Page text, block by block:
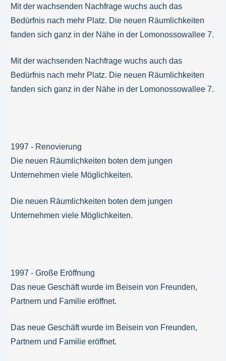
Mit der wachsenden Nachfrage wuchs auch das
Bedürfnis nach mehr Platz. Die neuen Räumlichkeiten
fanden sich ganz in der Nähe in der Lomonossowallee 7.
Mit der wachsenden Nachfrage wuchs auch das
Bedürfnis nach mehr Platz. Die neuen Räumlichkeiten
fanden sich ganz in der Nähe in der Lomonossowallee 7.
1997 - Renovierung
Die neuen Räumlichkeiten boten dem jungen
Unternehmen viele Möglichkeiten.
Die neuen Räumlichkeiten boten dem jungen
Unternehmen viele Möglichkeiten.
1997 - Große Eröffnung
Das neue Geschäft wurde im Beisein von Freunden,
Partnern und Familie eröffnet.
Das neue Geschäft wurde im Beisein von Freunden,
Partnern und Familie eröffnet.